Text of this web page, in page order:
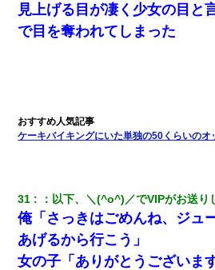
見上げる目が凄く少女の目と
で目を奪われてしまった
ケーキバイキングにいた単独の50くらいのオ
31 ： 以下、＼(^o^)／でVIPがお送り
俺「さっきはごめんね、ジュ
あげるから行こう」
女の子「ありがとうございます